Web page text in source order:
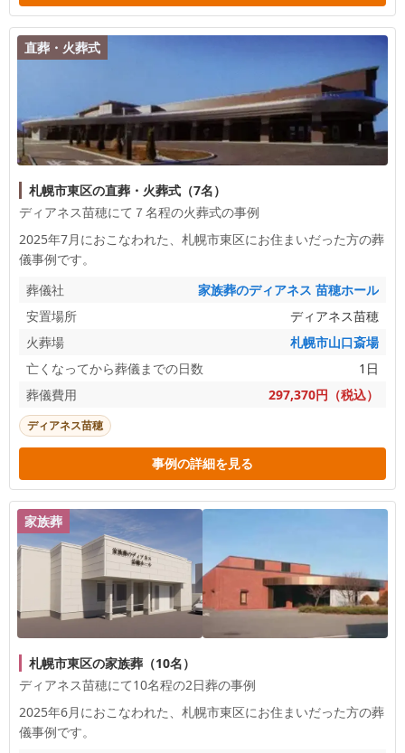
直葬・火葬式
札幌市東区の直葬・火葬式（7名）
ディアネス苗穂にて７名程の火葬式の事例
2025年7月におこなわれた、 札幌市東区にお住まいだった方の葬
儀事例です。
葬儀社
家族葬のディアネス 苗穂ホール
安置場所
ディアネス苗穂
火葬場
札幌市山口斎場
亡くなってから葬儀までの日数
1日
葬儀費用
297,370円（税込）
ディアネス苗穂
事例の詳細を見る
家族葬
札幌市東区の家族葬（10名）
ディアネス苗穂にて10名程の2日葬の事例
2025年6月におこなわれた、 札幌市東区にお住まいだった方の葬
儀事例です。